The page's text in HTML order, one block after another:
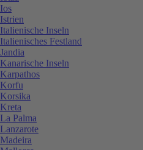
Ios
Istrien
Italienische Inseln
Italienisches Festland
Jandia
Kanarische Inseln
Karpathos
Korfu
Korsika
Kreta
La Palma
Lanzarote
Madeira